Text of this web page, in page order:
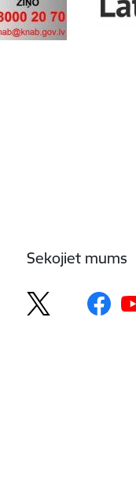
Sekojiet mums